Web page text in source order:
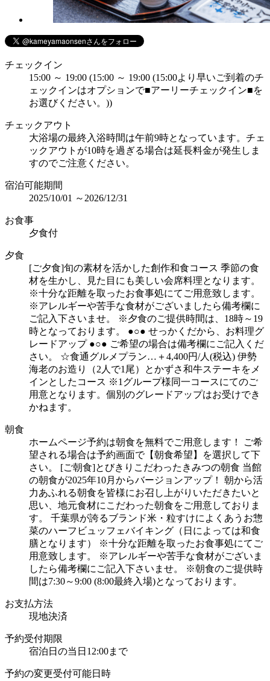
チェックイン
15:00 ～ 19:00 (15:00 ～ 19:00 (15:00より早いご到着のチ
ェックインはオプションで■アーリーチェックイン■を
お選びください。))
チェックアウト
大浴場の最終入浴時間は午前9時となっています。チェ
ックアウトが10時を過ぎる場合は延長料金が発生しま
すのでご注意ください。
宿泊可能期間
2025/10/01 ～2026/12/31
お食事
夕食付
夕食
[ご夕食]旬の素材を活かした創作和食コース 季節の食
材を生かし、見た目にも美しい会席料理となります。
※十分な距離を取ったお食事処にてご用意致します。
※アレルギーや苦手な食材がございましたら備考欄に
ご記入下さいませ。 ※夕食のご提供時間は、18時～19
時となっております。 ●○● せっかくだから、お料理グ
レードアップ ●○● ご希望の場合は備考欄にご記入くだ
さい。 ☆食通グルメプラン…＋4,400円/人(税込) 伊勢
海老のお造り（2人で1尾）とかずさ和牛ステーキをメ
インとしたコース ※1グループ様同一コースにてのご
用意となります。個別のグレードアップはお受けでき
かねます。
朝食
ホームページ予約は朝食を無料でご用意します！ ご希
望される場合は予約画面で【朝食希望】を選択して下
さい。 [ご朝食]とびきりこだわったきみつの朝食 当館
の朝食が2025年10月からバージョンアップ！ 朝から活
力あふれる朝食を皆様にお召し上がりいただきたいと
思い、地元食材にこだわった朝食をご用意しておりま
す。 千葉県が誇るブランド米・粒すけによくあうお惣
菜のハーフビュッフェバイキング（日によっては和食
膳となります） ※十分な距離を取ったお食事処にてご
用意致します。 ※アレルギーや苦手な食材がございま
したら備考欄にご記入下さいませ。 ※朝食のご提供時
間は7:30～9:00 (8:00最終入場)となっております。
お支払方法
現地決済
予約受付期限
宿泊日の当日12:00まで
予約の変更受付可能日時